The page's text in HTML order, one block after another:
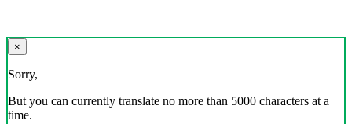
×
Sorry,
But you can currently translate no more than 5000 characters at a
time.